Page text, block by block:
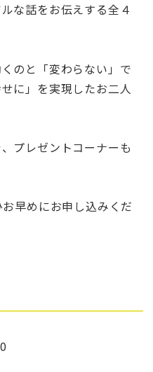
な話をお伝えする全４
のと「変わらない」で
に」を実現したお二人
プレゼントコーナーも
早めにお申し込みくだ